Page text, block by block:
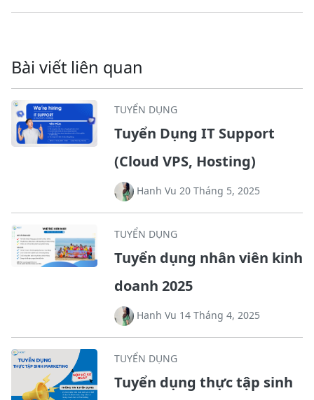
Bài viết liên quan
TUYỂN DỤNG
Tuyển Dụng IT Support
(Cloud VPS, Hosting)
Hanh Vu 20 Tháng 5, 2025
TUYỂN DỤNG
Tuyển dụng nhân viên kinh
doanh 2025
Hanh Vu 14 Tháng 4, 2025
TUYỂN DỤNG
Tuyển dụng thực tập sinh